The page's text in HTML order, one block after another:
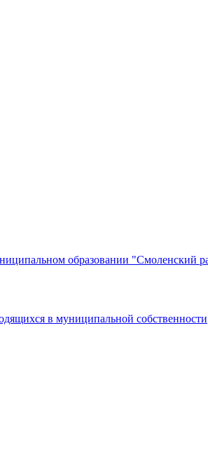
образовании "Смоленский
в муниципальной собственности